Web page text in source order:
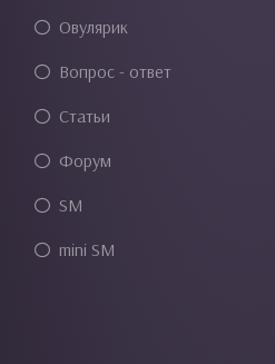
Овулярик
Вопрос - ответ
Статьи
Форум
SM
mini SM